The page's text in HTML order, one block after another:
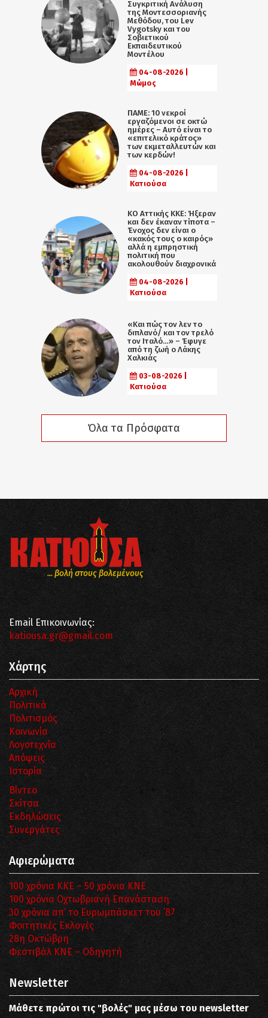
Συγκριτική Ανάλυση
της Μοντεσσοριανής
Μεθόδου, του Lev
Vygotsky και του
Σοβιετικού
Εκπαιδευτικού
Μοντέλου
04-08-2026 |
Μώμος
ΠΑΜΕ: 10 νεκροί
εργαζόμενοι σε οκτώ
ημέρες – Αυτό είναι το
«επιτελικό κράτος»
των εκμεταλλευτών και
των κερδών!
04-08-2026 |
Κατιούσα
KO Αττικής ΚΚΕ: Ήξεραν
και δεν έκαναν τίποτα –
Ένοχος δεν είναι ο
«κακός τους ο καιρός»
αλλά η εµπρηστική
πολιτική που
ακολουθούν διαχρονικά
04-08-2026 |
Κατιούσα
«Και πώς τον λεν το
διπλανό/ και τον τρελό
τον Ιταλό…» – Έφυγε
από τη ζωή ο Λάκης
Χαλκιάς
03-08-2026 |
Κατιούσα
Όλα τα Πρόσφατα
... βολή στους βολεμένους
Email Επικοινωνίας:
katiousa.gr@gmail.com
Χάρτης
Αρχική
Πολιτικά
Πολιτισμός
Κοινωνία
Λογοτεχνία
Απόψεις
Ιστορία
Βίντεο
Σκίτσα
Εκδηλώσεις
Συνεργάτες
Αφιερώματα
100 χρόνια ΚΚΕ – 50 χρόνια ΚΝΕ
100 χρόνια Οχτωβριανή Επανάσταση
30 χρόνια απ’ το Ευρωμπάσκετ του ΄87
Φοιτητικές Εκλογές
28η Οκτώβρη
Φεστιβάλ ΚΝΕ – Οδηγητή
Newsletter
Μάθετε πρώτοι τις "βολές" μας μέσω του newsletter